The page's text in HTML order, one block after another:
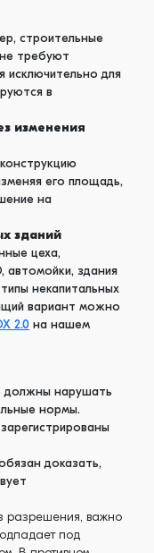
строительные
требуют
исключительно для
в
изменения
его площадь,
на
зданий
цеха,
автомойки, здания
некапитальных
вариант можно
2.0 на нашем
должны нарушать
нормы.
доказать,
разрешения, важно
под